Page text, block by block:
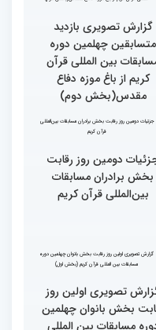
گزارش تصویری دومین روز
رقابت بخش برادران
چهلمین دوره مسابقات
بین‌المللی قرآن کریم(بخش
اول)
گزارش تصویری بازدید
متسابقین چهلمین دوره
مقدس(بخش دوم)
جزئیات دومین روز رقابت